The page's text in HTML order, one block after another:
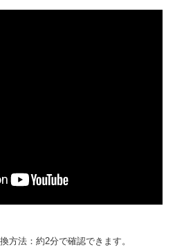
方法：約2分で確認できます。